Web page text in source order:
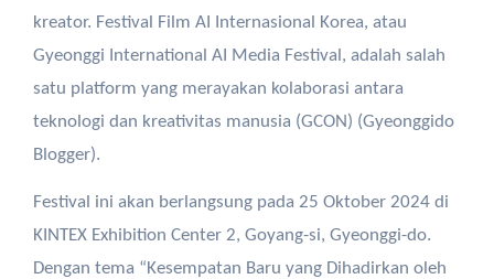
kreator. Festival Film AI Internasional Korea, atau
Gyeonggi International AI Media Festival, adalah salah
satu platform yang merayakan kolaborasi antara
teknologi dan kreativitas manusia​ (GCON)​ (Gyeonggido
Blogger).
Festival ini akan berlangsung pada 25 Oktober 2024 di
KINTEX Exhibition Center 2, Goyang-si, Gyeonggi-do.
Dengan tema “Kesempatan Baru yang Dihadirkan oleh